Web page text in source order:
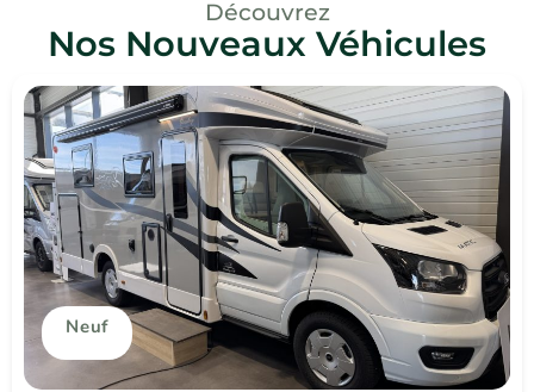
Découvrez
Nos Nouveaux Véhicules
Neuf